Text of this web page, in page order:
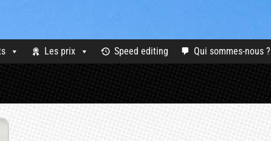
Les prix Speed editing Qui sommes-nous ?